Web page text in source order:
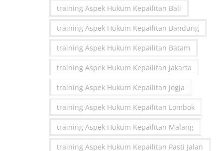
training Aspek Hukum Kepailitan Bali
training Aspek Hukum Kepailitan Bandung
training Aspek Hukum Kepailitan Batam
training Aspek Hukum Kepailitan Jakarta
training Aspek Hukum Kepailitan Jogja
training Aspek Hukum Kepailitan Lombok
training Aspek Hukum Kepailitan Malang
training Aspek Hukum Kepailitan Pasti Jalan